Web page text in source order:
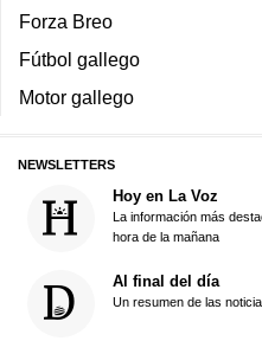
Forza Breo
Fútbol gallego
Motor gallego
NEWSLETTERS
Hoy en La Voz
La información más
hora de la mañana
Al final del día
Un resumen de las